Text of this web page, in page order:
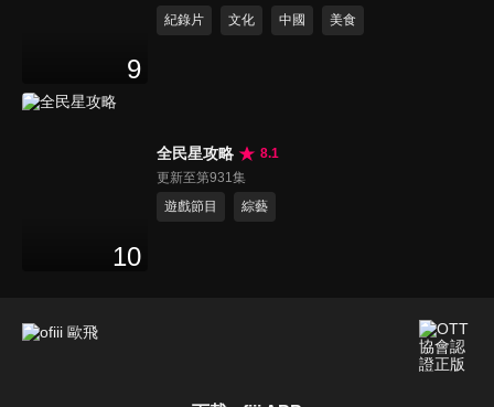
9
紀錄片
文化 中國 美食
10
全民星攻略
8.1
更新至第931集
遊戲節目
綜藝